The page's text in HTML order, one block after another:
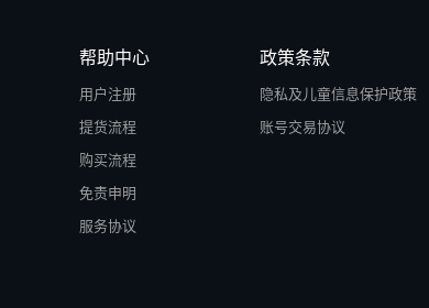
帮助中心
用户注册
提货流程
购买流程
免责申明
服务协议
政策条款
隐私及儿童信息保护政策
账号交易协议